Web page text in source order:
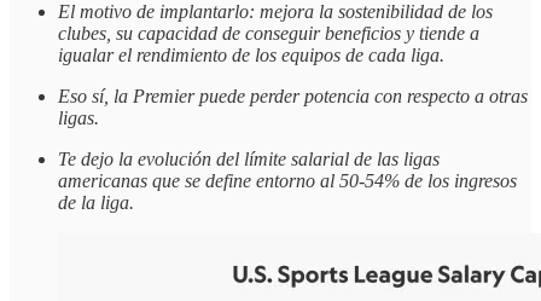
El motivo de implantarlo: mejora la sostenibilidad de los
clubes, su capacidad de conseguir beneficios y tiende a
igualar el rendimiento de los equipos de cada liga.
Eso sí, la Premier puede perder potencia con respecto a otras
ligas.
Te dejo la evolución del límite salarial de las ligas
americanas que se define entorno al 50-54% de los ingresos
de la liga.